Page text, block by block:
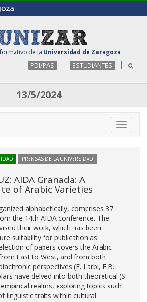
de la Universidad de Zaragoza
PDI/PAS ESTUDIANTES
13/5/2024
Toggle
PRENSAS DE LA UNIVERSIDAD
AIDA Granada: A
of Arabic Varieties
alphabetically, comprises 37
the 14th AIDA conference. The
their work, which has been
suitability for publication as
of papers covers the Arabic-
East to West, and from both
perspectives (E. Larbi, F.B.
have delved into both theoretical (S.
realms, exploring topics such
linguistic traits within cultural